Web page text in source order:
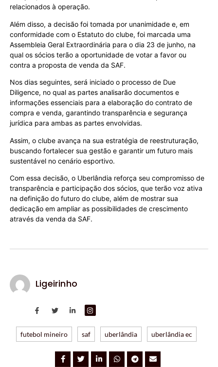
relacionados à operação.
Além disso, a decisão foi tomada por unanimidade e, em
conformidade com o Estatuto do clube, foi marcada uma
Assembleia Geral Extraordinária para o dia 23 de junho, na
qual os sócios terão a oportunidade de votar a favor ou
contra a proposta de venda da SAF.
Nos dias seguintes, será iniciado o processo de Due
Diligence, no qual as partes analisarão documentos e
informações essenciais para a elaboração do contrato de
compra e venda, garantindo transparência e segurança
jurídica para ambas as partes envolvidas.
Assim, o clube avança na sua estratégia de reestruturação,
buscando fortalecer sua gestão e garantir um futuro mais
sustentável no cenário esportivo.
Com essa decisão, o Uberlândia reforça seu compromisso de
transparência e participação dos sócios, que terão voz ativa
na definição do futuro do clube, além de mostrar sua
dedicação em ampliar as possibilidades de crescimento
através da venda da SAF.
Ligeirinho
futebol mineiro saf uberlândia uberlândia ec